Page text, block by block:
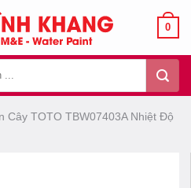
0
Cây TOTO TBW07403A Nhiệt Độ